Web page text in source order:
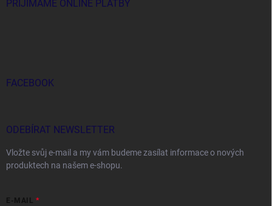
PŘIJÍMÁME ONLINE PLATBY
FACEBOOK
ODEBÍRAT NEWSLETTER
Vložte svůj e-mail a my vám budeme zasílat informace o nových
produktech na našem e-shopu.
E-MAIL